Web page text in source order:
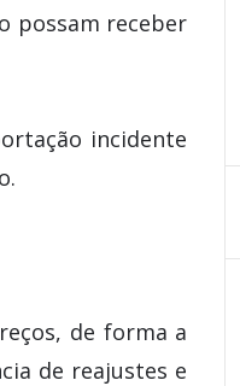
possam receber
incidente
de forma a
de reajustes e